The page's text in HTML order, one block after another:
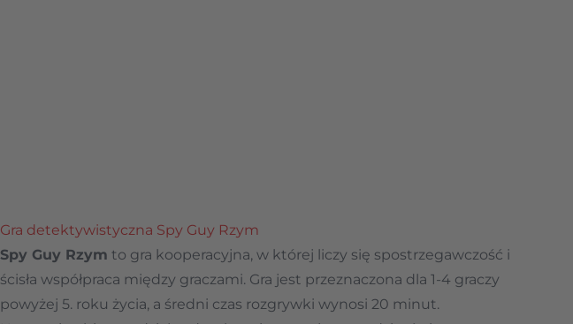
Gra detektywistyczna Spy Guy Rzym
Spy Guy Rzym to gra kooperacyjna, w której liczy się spostrzegawczość i
ścisła współpraca między graczami. Gra jest przeznaczona dla 1-4 graczy
powyżej 5. roku życia, a średni czas rozgrywki wynosi 20 minut.